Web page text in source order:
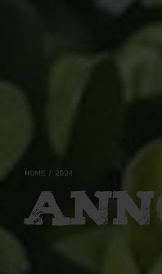
HOME / 2024